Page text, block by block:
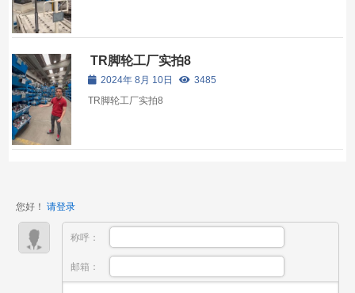
TR脚轮工厂实拍8
2024年 8月 10日
3485
TR脚轮工厂实拍8
您好！ 请登录
称呼：
邮箱：